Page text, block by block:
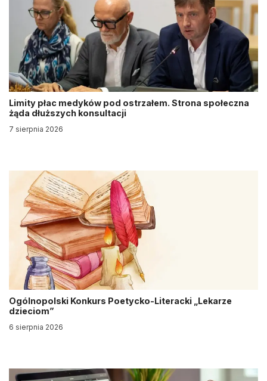
Limity płac medyków pod ostrzałem. Strona społeczna
żąda dłuższych konsultacji
7 sierpnia 2026
Ogólnopolski Konkurs Poetycko-Literacki „Lekarze
dzieciom”
6 sierpnia 2026